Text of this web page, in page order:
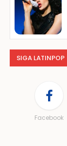
SIGA LATINPOP
Facebook